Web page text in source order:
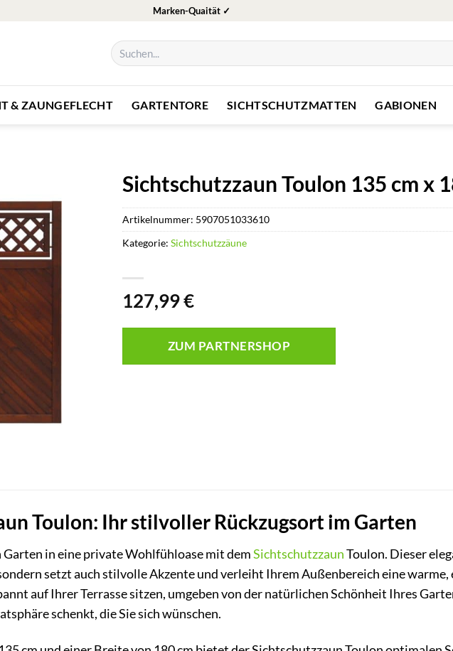
Marken-Quaität ✓
Suchen
nach:
& ZAUNGEFLECHT GARTENTORE SICHTSCHUTZMATTEN GABIONEN
Sichtschutzzaun Toulon 135 cm x
127,99€
ZUM PARTNERSHOP
Artikelnummer: 5907051033610
Kategorie: Sichtschutzzäune
Toulon: Ihr stilvoller Rückzugsort im Garten
Garten in eine private Wohlfühloase mit demSichtschutzzaunToulon. Dieser
setzt auch stilvolle Akzente und verleiht Ihrem Außenbereich eine
auf Ihrer Terrasse sitzen, umgeben von der natürlichen Schönheit Ihres
schenkt, die Sie sich wünschen.